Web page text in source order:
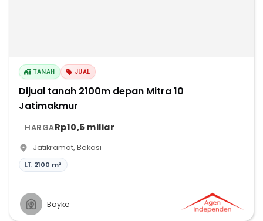
TANAH JUAL
Dijual tanah 2100m depan Mitra 10
Jatimakmur
HARGARp10,5 miliar
Jatikramat, Bekasi
LT: 2100 m²
Boyke